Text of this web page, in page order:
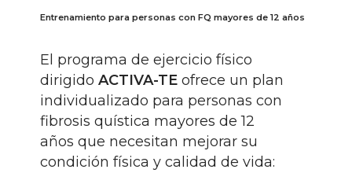
Entrenamiento para personas con FQ mayores de 12 años
El programa de ejercicio físico
dirigido ACTIVA-TE ofrece un plan
individualizado para personas con
fibrosis quística mayores de 12
años que necesitan mejorar su
condición física y calidad de vida: